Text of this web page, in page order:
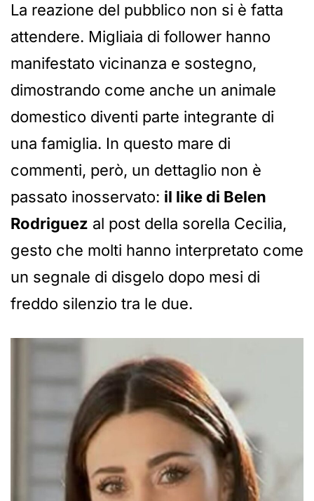
La reazione del pubblico non si è fatta
attendere. Migliaia di follower hanno
manifestato vicinanza e sostegno,
dimostrando come anche un animale
domestico diventi parte integrante di
una famiglia. In questo mare di
commenti, però, un dettaglio non è
passato inosservato: il like di Belen
Rodriguez al post della sorella Cecilia,
gesto che molti hanno interpretato come
un segnale di disgelo dopo mesi di
freddo silenzio tra le due.